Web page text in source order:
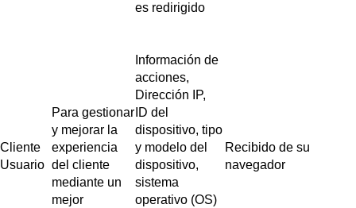
Cliente
Usuario
Para gestionar
y mejorar la
experiencia
del cliente
mediante un
mejor
es redirigido
Información de
acciones,
Dirección IP,
ID del
dispositivo, tipo
y modelo del
dispositivo,
sistema
operativo (OS)
Recibido de su
navegador